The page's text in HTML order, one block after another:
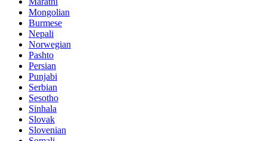
Mongolian
Burmese
Nepali
Norwegian
Pashto
Persian
Punjabi
Serbian
Sesotho
Sinhala
Slovak
Slovenian